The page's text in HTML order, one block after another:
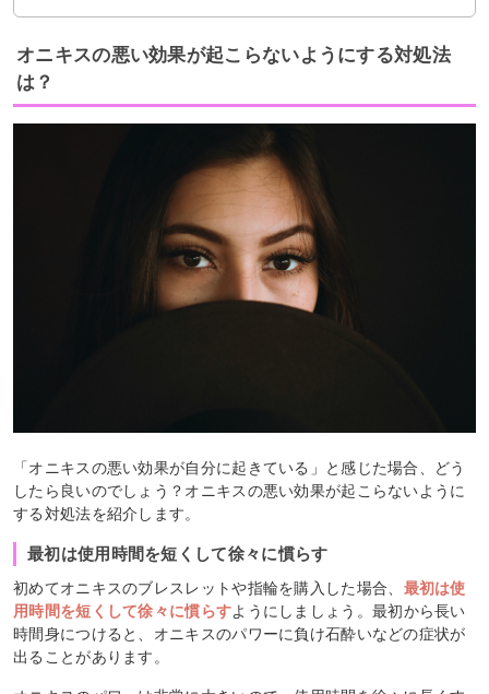
オニキスの悪い効果が起こらないようにする対処法
は？
「オニキスの悪い効果が自分に起きている」と感じた場合、どう
したら良いのでしょう？オニキスの悪い効果が起こらないように
する対処法を紹介します。
最初は使用時間を短くして徐々に慣らす
初めてオニキスのブレスレットや指輪を購入した場合、 最初は使
用時間を短くして徐々に慣らすようにしましょう。最初から長い
時間身につけると、オニキスのパワーに負け石酔いなどの症状が
出ることがあります。